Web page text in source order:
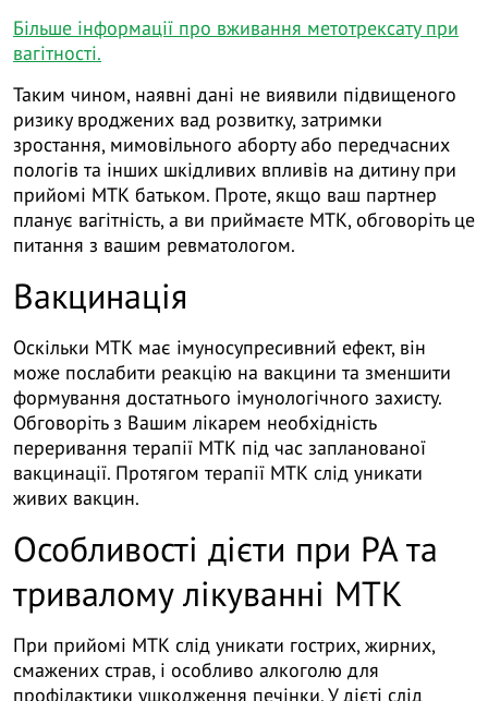
Більше інформації про вживання метотрексату при
вагітності.
Таким чином, наявні дані не виявили підвищеного
ризику вроджених вад розвитку, затримки
зростання, мимовільного аборту або передчасних
пологів та інших шкідливих впливів на дитину при
прийомі МТК батьком. Проте, якщо ваш партнер
планує вагітність, а ви приймаєте МТК, обговоріть це
питання з вашим ревматологом.
Вакцинація
Оскільки МТК має імуносупресивний ефект, він
може послабити реакцію на вакцини та зменшити
формування достатнього імунологічного захисту.
Обговоріть з Вашим лікарем необхідність
переривання терапії МТК під час запланованої
вакцинації. Протягом терапії МТК слід уникати
живих вакцин.
Особливості дієти при РА та
тривалому лікуванні МТК
При прийомі МТК слід уникати гострих, жирних,
смажених страв, і особливо алкоголю для
профілактики ушкодження печінки. У дієті слід